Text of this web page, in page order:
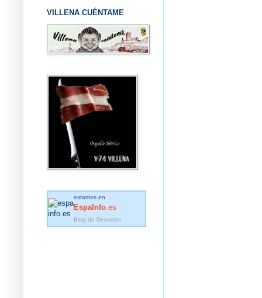
VILLENA CUÉNTAME
estamos en
EspaInfo .es
Blog de Deportes